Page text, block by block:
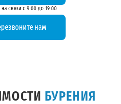
связи с 9:00 до 19:00
нам
БУРЕНИЯ